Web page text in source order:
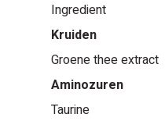
Ingredient
Kruiden
Groene thee extract
Aminozuren
Taurine